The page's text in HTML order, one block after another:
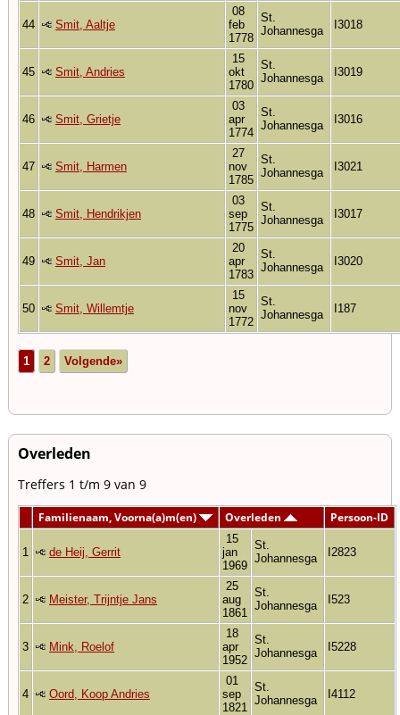
44 Smit, Aaltje
08
feb
1778
St.
Johannesga
I3018
45 Smit, Andries
15
okt
1780
St.
Johannesga
I3019
46 Smit, Grietje
03
apr
1774
St.
Johannesga
I3016
47 Smit, Harmen
27
nov
1785
St.
Johannesga
I3021
48 Smit, Hendrikjen
03
sep
1775
St.
Johannesga
I3017
49 Smit, Jan
20
apr
1783
St.
Johannesga
I3020
50 Smit, Willemtje
15
nov
1772
St.
Johannesga
I187
1 2 Volgende»
Overleden
Treffers 1 t/m 9 van 9
Familienaam, Voorna(a)m(en) Overleden Persoon-ID
1 de Heij, Gerrit
15
jan
1969
St.
Johannesga
I2823
2 Meister, Trijntje Jans
25
aug
1861
St.
Johannesga
I523
3 Mink, Roelof
18
apr
1952
St.
Johannesga
I5228
4 Oord, Koop Andries
01
sep
1821
St.
Johannesga
I4112